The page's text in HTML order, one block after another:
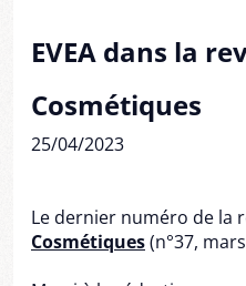
EVEA dans la
Cosmétiques
25/04/2023
Le dernier numéro de la
Cosmétiques(n°37,